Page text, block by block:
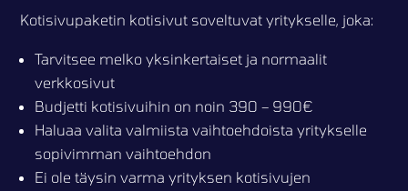
Kotisivupaketin kotisivut soveltuvat yritykselle, joka:
Tarvitsee melko yksinkertaiset ja normaalit
verkkosivut
Budjetti kotisivuihin on noin 390 – 990€
Haluaa valita valmiista vaihtoehdoista yritykselle
sopivimman vaihtoehdon
Ei ole täysin varma yrityksen kotisivujen